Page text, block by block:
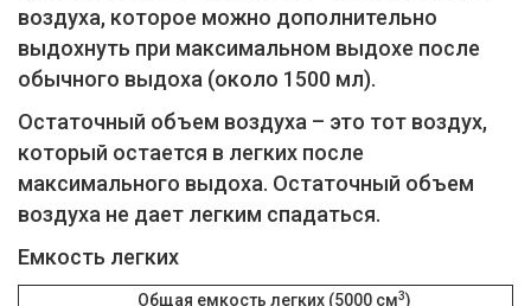
воздуха, которое можно дополнительно
выдохнуть при максимальном выдохе после
обычного выдоха (около 1500 мл).
Остаточный объем воздуха – это тот воздух,
который остается в легких после
максимального выдоха. Остаточный объем
воздуха не дает легким спадаться.
Емкость легких
Общая емкость легких (5000 см3)